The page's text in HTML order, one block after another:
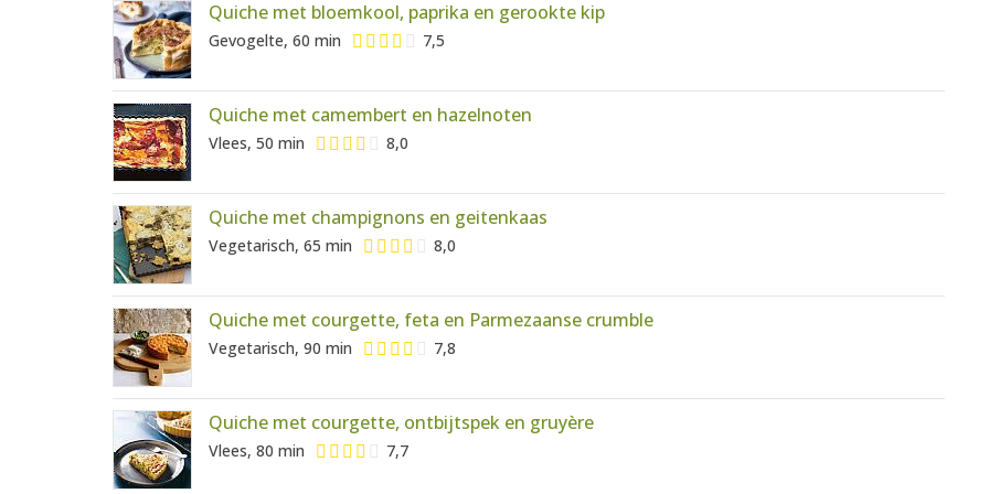
Quiche met bloemkool, paprika en gerookte kip
Gevogelte, 60 min 7,5
Quiche met camembert en hazelnoten
Vlees, 50 min 8,0
Quiche met champignons en geitenkaas
Vegetarisch, 65 min 8,0
Quiche met courgette, feta en Parmezaanse crumble
Vegetarisch, 90 min 7,8
Quiche met courgette, ontbijtspek en gruyère
Vlees, 80 min 7,7